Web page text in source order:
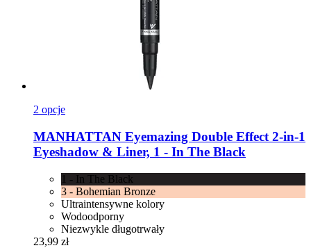
2 opcje
MANHATTAN Eyemazing Double Effect 2-​in-​1
Eyeshadow & Liner, 1 -​ In The Black
1 - In The Black
3 - Bohemian Bronze
Ultraintensywne kolory
Wodoodporny
Niezwykle długotrwały
23,99 zł